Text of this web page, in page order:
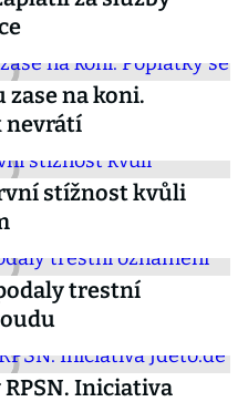
na koni.
nevrátí
stížnost kvůli
trestní
Iniciativa